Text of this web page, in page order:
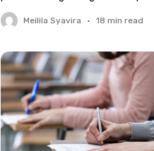
mudah. Yuk, cek di sini!
Meilila Syavira • 18 min read